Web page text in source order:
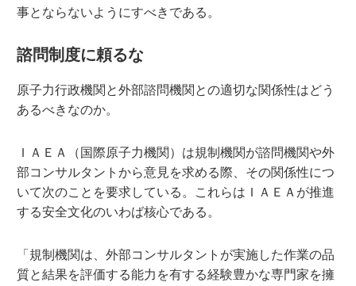
事とならないようにすべきである。
諮問制度に頼るな
原子力行政機関と外部諮問機関との適切な関係性はどう
あるべきなのか。
ＩＡＥＡ（国際原子力機関）は規制機関が諮問機関や外
部コンサルタントから意見を求める際、その関係性につ
いて次のことを要求している。これらはＩＡＥＡが推進
する安全文化のいわば核心である。
「規制機関は、外部コンサルタントが実施した作業の品
質と結果を評価する能力を有する経験豊かな専門家を擁